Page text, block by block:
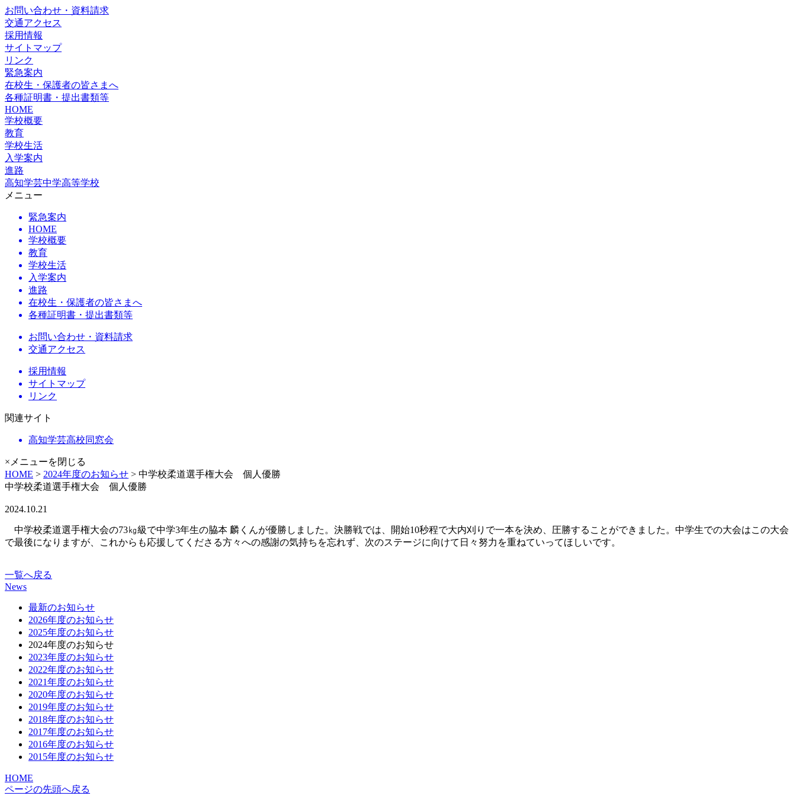
お問い合わせ・資料請求
交通アクセス
採用情報
サイトマップ
リンク
緊急案内
在校生・保護者の皆さまへ
各種証明書・提出書類等
HOME
学校概要
教育
学校生活
入学案内
進路
高知学芸中学高等学校
メニュー
緊急案内
HOME
学校概要
教育
学校生活
入学案内
進路
在校生・保護者の皆さまへ
各種証明書・提出書類等
お問い合わせ・資料請求
交通アクセス
採用情報
サイトマップ
リンク
関連サイト
高知学芸高校同窓会
×メニューを閉じる
HOME > 2024年度のお知らせ > 中学校柔道選手権大会 個人優勝
中学校柔道選手権大会 個人優勝
2024.10.21
中学校柔道選手権大会の73㎏級で中学3年生の脇本 麟くんが優勝しました。決勝戦では、開始10秒程で大内刈りで一本を決め、圧勝することができました。中学生での大会はこの大会
で最後になりますが、これからも応援してくださる方々への感謝の気持ちを忘れず、次のステージに向けて日々努力を重ねていってほしいです。
一覧へ戻る
News
最新のお知らせ
2026年度のお知らせ
2025年度のお知らせ
2024年度のお知らせ
2023年度のお知らせ
2022年度のお知らせ
2021年度のお知らせ
2020年度のお知らせ
2019年度のお知らせ
2018年度のお知らせ
2017年度のお知らせ
2016年度のお知らせ
2015年度のお知らせ
HOME
ページの先頭へ戻る